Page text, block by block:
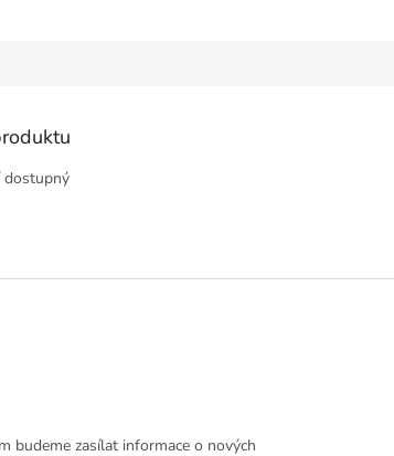
dostupný
budeme zasílat informace o nových